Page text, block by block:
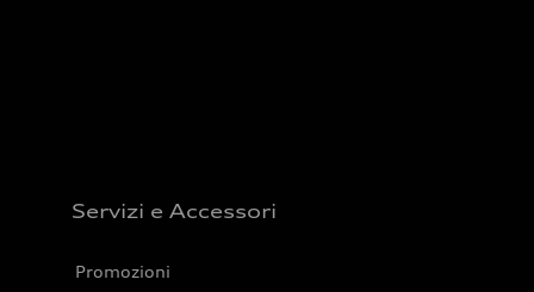
Servizi e Accessori
Promozioni